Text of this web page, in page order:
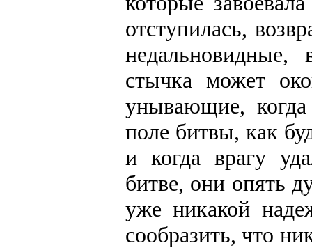
отступилась,
недальновидные,
стычка может
унывающие,
поле битвы, как
и когда врагу
битве, они опять
уже никакой
сообразить, что